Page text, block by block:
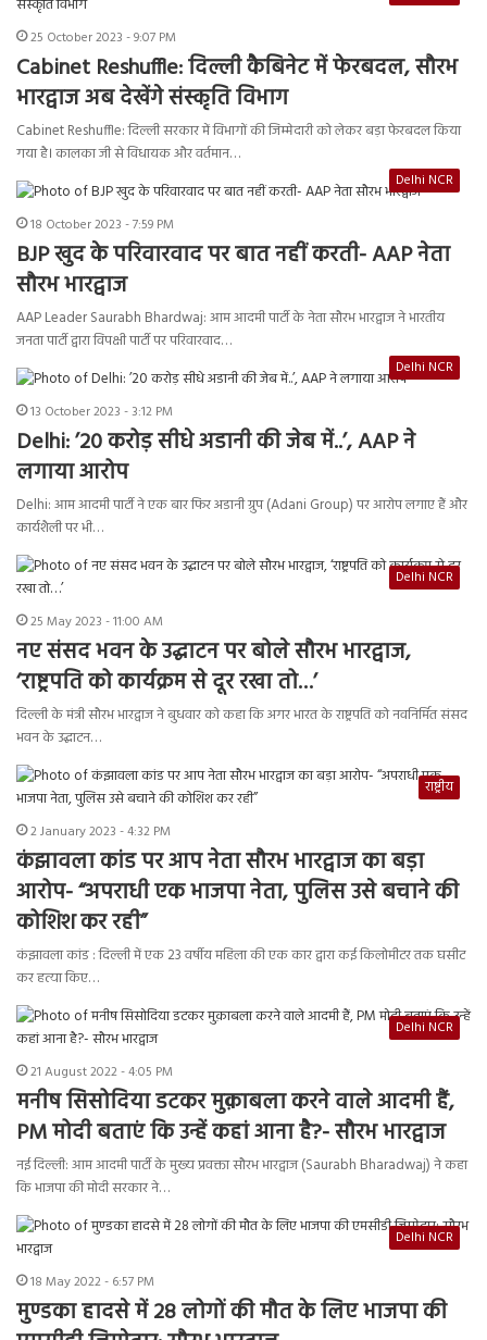
25 October 2023 - 9:07 PM
Cabinet Reshuffle: दिल्ली कैबिनेट में फेरबदल, सौरभ
भारद्वाज अब देखेंगे संस्कृति विभाग
Cabinet Reshuffle: दिल्ली सरकार में विभागों की जिम्मेदारी को लेकर बड़ा फेरबदल किया
गया है। कालका जी से विधायक और वर्तमान…
Delhi NCR
18 October 2023 - 7:59 PM
BJP खुद के परिवारवाद पर बात नहीं करती- AAP नेता
सौरभ भारद्वाज
AAP Leader Saurabh Bhardwaj: आम आदमी पार्टी के नेता सौरभ भारद्वाज ने भारतीय
जनता पार्टी द्वारा विपक्षी पार्टी पर परिवारवाद…
Delhi NCR
13 October 2023 - 3:12 PM
Delhi: ’20 करोड़ सीधे अडानी की जेब में..’, AAP ने
लगाया आरोप
Delhi: आम आदमी पार्टी ने एक बार फिर अडानी ग्रुप (Adani Group) पर आरोप लगाए हैं और
कार्यशैली पर भी…
Delhi NCR
25 May 2023 - 11:00 AM
नए संसद भवन के उद्घाटन पर बोले सौरभ भारद्वाज,
‘राष्ट्रपति को कार्यक्रम से दूर रखा तो…’
दिल्ली के मंत्री सौरभ भारद्वाज ने बुधवार को कहा कि अगर भारत के राष्ट्रपति को नवनिर्मित संसद
भवन के उद्घाटन…
राष्ट्रीय
2 January 2023 - 4:32 PM
कंझावला कांड पर आप नेता सौरभ भारद्वाज का बड़ा
आरोप- “अपराधी एक भाजपा नेता, पुलिस उसे बचाने की
कोशिश कर रही”
कंझावला कांड : दिल्ली में एक 23 वर्षीय महिला की एक कार द्वारा कई किलोमीटर तक घसीट
कर हत्या किए…
Delhi NCR
21 August 2022 - 4:05 PM
मनीष सिसोदिया डटकर मुक़ाबला करने वाले आदमी हैं,
PM मोदी बताएं कि उन्हें कहां आना है?- सौरभ भारद्वाज
नई दिल्ली: आम आदमी पार्टी के मुख्य प्रवक्ता सौरभ भारद्वाज (Saurabh Bharadwaj) ने कहा
कि भाजपा की मोदी सरकार ने…
Delhi NCR
18 May 2022 - 6:57 PM
मुण्डका हादसे में 28 लोगों की मौत के लिए भाजपा की